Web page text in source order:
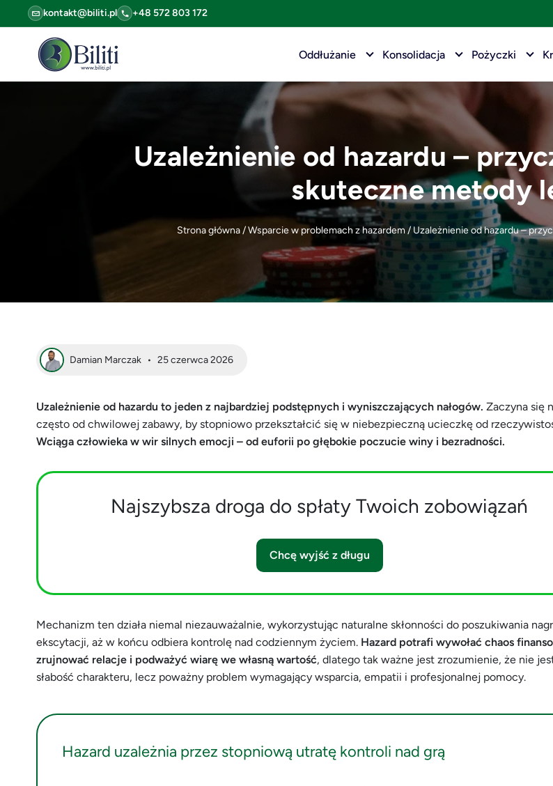
kontakt@biliti.pl +48 572 803 172
Oddłużanie Konsolidacja Pożyczki
Uzależnienie od hazardu –
skuteczne metody
Strona główna/Wsparcie w problemach z hazardem/Uzależnienie od hazardu –
Damian Marczak • 25 czerwca 2026
Uzależnienie od hazardu to jeden z najbardziej podstępnych i wyniszczających nałogów. Zaczyna się
często od chwilowej zabawy, by stopniowo przekształcić się w niebezpieczną ucieczkę od
Wciąga człowieka w wir silnych emocji – od euforii po głębokie poczucie winy i bezradności.
Najszybsza droga do spłaty Twoich zobowiązań
Chcę wyjść z długu
Mechanizm ten działa niemal niezauważalnie, wykorzystując naturalne skłonności do poszukiwania
ekscytacji, aż w końcu odbiera kontrolę nad codziennym życiem. Hazard potrafi wywołać chaos
zrujnować relacje i podważyć wiarę we własną wartość, dlatego tak ważne jest zrozumienie, że nie
słabość charakteru, lecz poważny problem wymagający wsparcia, empatii i profesjonalnej pomocy.
Hazard uzależnia przez stopniową utratę kontroli nad grą